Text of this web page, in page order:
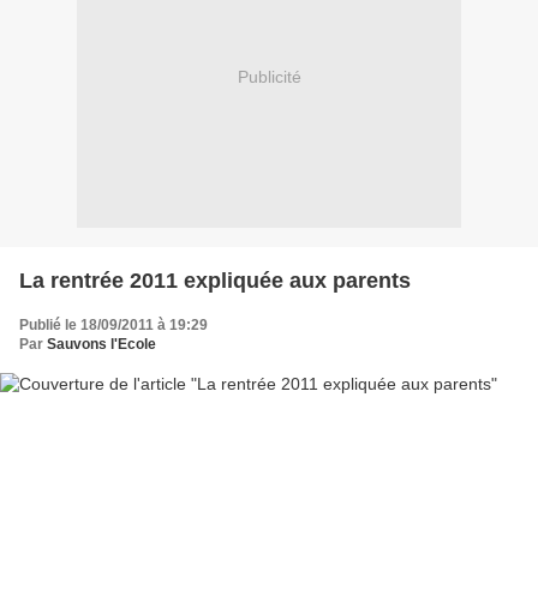
Publicité
La rentrée 2011 expliquée aux parents
Publié le 18/09/2011 à 19:29
Par Sauvons l'Ecole